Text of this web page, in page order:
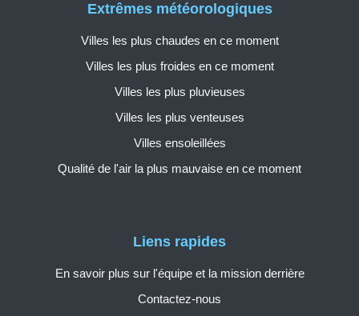
Liens rapides
En savoir plus sur l'équipe et la mission derrière
Contactez-nous
Extrêmes météorologiques
Villes les plus chaudes en ce moment
Villes les plus froides en ce moment
Villes les plus pluvieuses
Villes les plus venteuses
Villes ensoleillées
Qualité de l'air la plus mauvaise en ce moment